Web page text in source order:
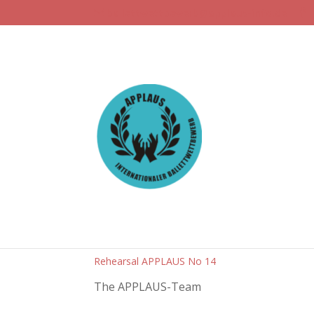
14th Ballet
11.02.2020|Artikel
Rehearsal APPLAUS No 14
The APPLAUS-Team